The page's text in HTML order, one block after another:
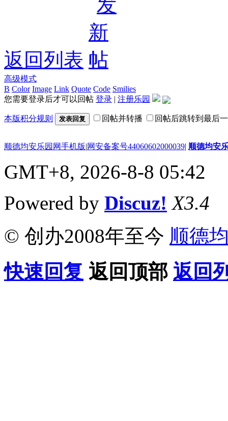
返回列表
高级模式
B Color Image Link Quote Code Smilies
您需要登录后才可以回帖 登录 | 注册乐园
本版积分规则 发表回复 回帖并转播 回帖后跳转到最后
顺德均安乐园网手机版|网安备案号44060602000039| 顺德均安
GMT+8, 2026-8-8 05:42
Powered by Discuz! X3.4
© 创办2008年至今 顺德
快速回复 返回顶部 返回